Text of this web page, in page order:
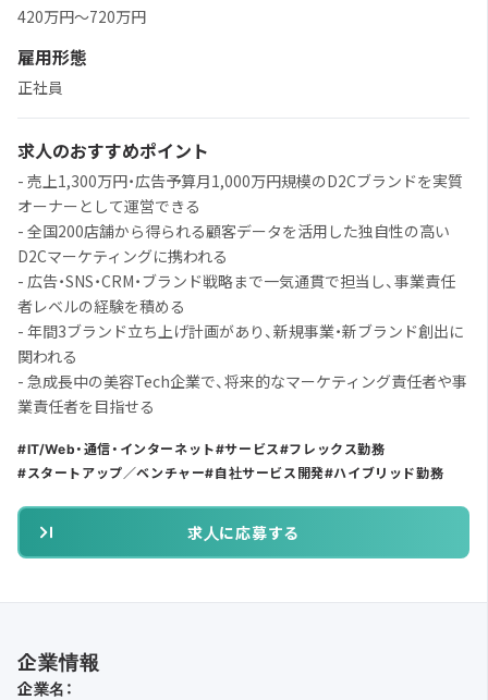
420万円〜720万円
雇用形態
正社員
求人のおすすめポイント
- 売上1,300万円・広告予算月1,000万円規模のD2Cブランドを実質
オーナーとして運営できる
- 全国200店舗から得られる顧客データを活用した独自性の高い
D2Cマーケティングに携われる
- 広告・SNS・CRM・ブランド戦略まで一気通貫で担当し、事業責任
者レベルの経験を積める
- 年間3ブランド立ち上げ計画があり、新規事業・新ブランド創出に
関われる
- 急成長中の美容Tech企業で、将来的なマーケティング責任者や事
業責任者を目指せる
IT/Web・通信・インターネット サービス
フレックス勤務
スタートアップ／ベンチャー 自社サービス開発 ハイブリッド勤務
求人に応募する
企業情報
企業名：